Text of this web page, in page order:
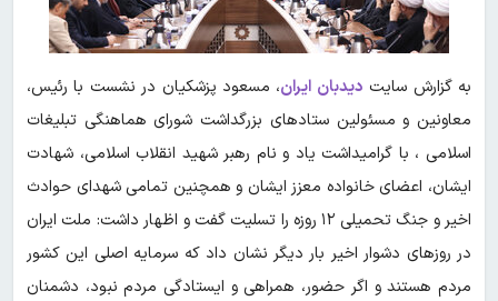
به گزارش سایت دیدبان ایران، مسعود پزشکیان در نشست با رئیس،
معاونین و مسئولین ستادهای بزرگداشت شورای هماهنگی تبلیغات
اسلامی ، با گرامیداشت یاد و نام رهبر شهید انقلاب اسلامی، شهادت
ایشان، اعضای خانواده معزز ایشان و همچنین تمامی شهدای حوادث
اخیر و جنگ تحمیلی ۱۲ روزه را تسلیت گفت و اظهار داشت: ملت ایران
در روزهای دشوار اخیر بار دیگر نشان داد که سرمایه اصلی این کشور
مردم هستند و اگر حضور، همراهی و ایستادگی مردم نبود، دشمنان